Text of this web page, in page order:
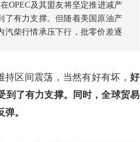
OPEC及其盟友将坚定推进减产
了有力支撑。但随着美国原油产
汽柴行情承压下行，批零价差逐
区间震荡，当然有好有坏， 好
到了有力支撑。同时，全球贸易
。